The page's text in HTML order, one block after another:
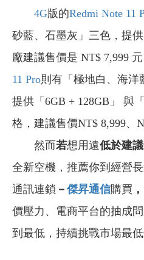
4G版的Redmi Note 11
砂藍、石墨灰」三色，提
廠建議售價是 NT$ 7,999
11 Pro則有「極地白、海洋
提供「6GB + 128GB」 與
格，建議售價NT$ 8,999、
然而若想用遠低於建
全新空機，推薦你到經營
通訊連鎖 － 傑昇通信購買
價壓力、電商平台的抽成
到最低，持續挑戰市場最低